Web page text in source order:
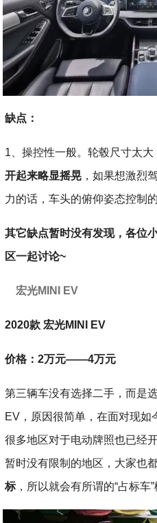
缺点：
1、操控性一般。轮毂尺寸太大
开起来略显摇晃 ，如果想激烈
力的话，车头的俯仰姿态控制
其它缺点暂时没有发现，各位
区一起讨论~
宏光MINI EV
2020款 宏光MINI EV
价格：2万元——4万元
第三辆车没有选择二手，而是
EV，原因很简单，在面对现如
很多地区对于电动牌照也已经
暂时没有限制的地区，大家也
标，所以就会有所谓的“占标车”